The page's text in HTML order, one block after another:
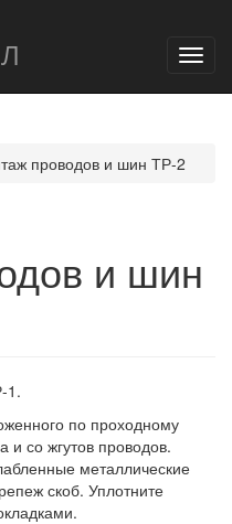
проводов и шин ТР-2
и шин
1.
по проходному
и со жгутов проводов.
металлические
скоб. Уплотните